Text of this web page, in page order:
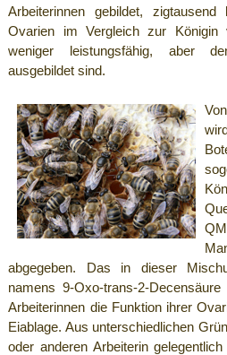
Arbeiterinnen gebildet,
Ovarien im Vergleich zur Königin
weniger leistungsfähig, aber
ausgebildet sind.
abgegeben. Das in dieser
namens 9-Oxo-trans-2-
Arbeiterinnen die Funktion ihrer
Eiablage. Aus unterschiedlichen
oder anderen Arbeiterin